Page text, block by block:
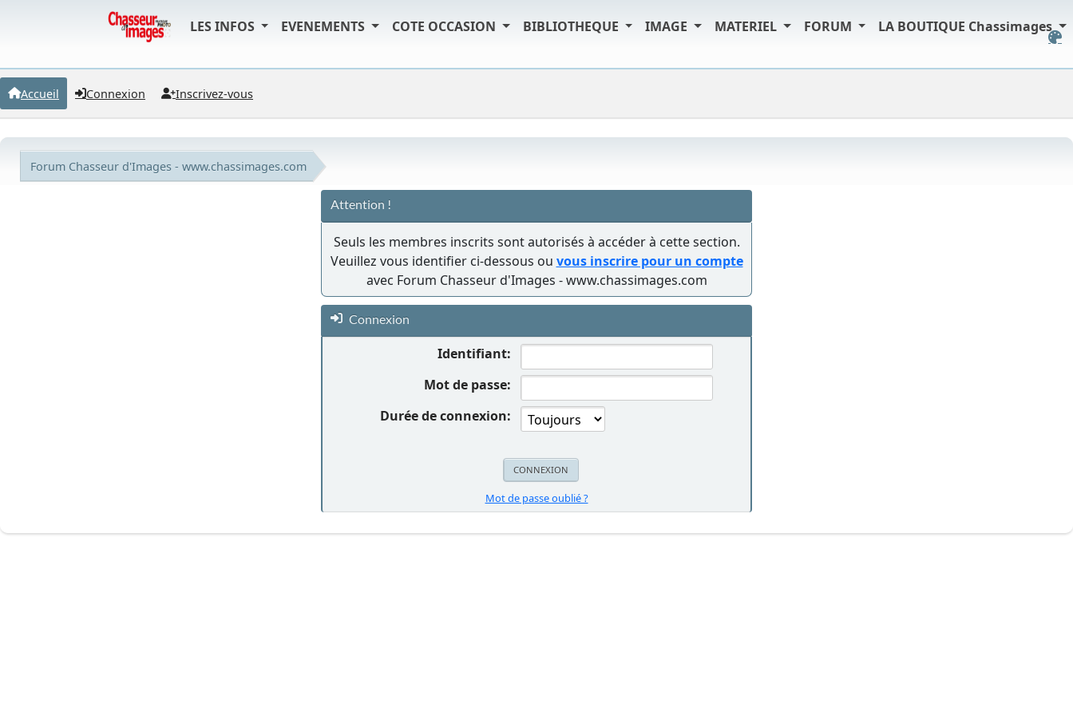
LES INFOS EVENEMENTS COTE OCCASION BIBLIOTHEQUE IMAGE MATERIEL FORUM LA BOUTIQUE Chassimages
Accueil Connexion Inscrivez-vous
Forum Chasseur d'Images - www.chassimages.com
Attention !
Seuls les membres inscrits sont autorisés à accéder à cette section.
Veuillez vous identifier ci-dessous ou vous inscrire pour un compte
avec Forum Chasseur d'Images - www.chassimages.com
Connexion
Identifiant:
Mot de passe:
Durée de connexion:
Mot de passe oublié ?